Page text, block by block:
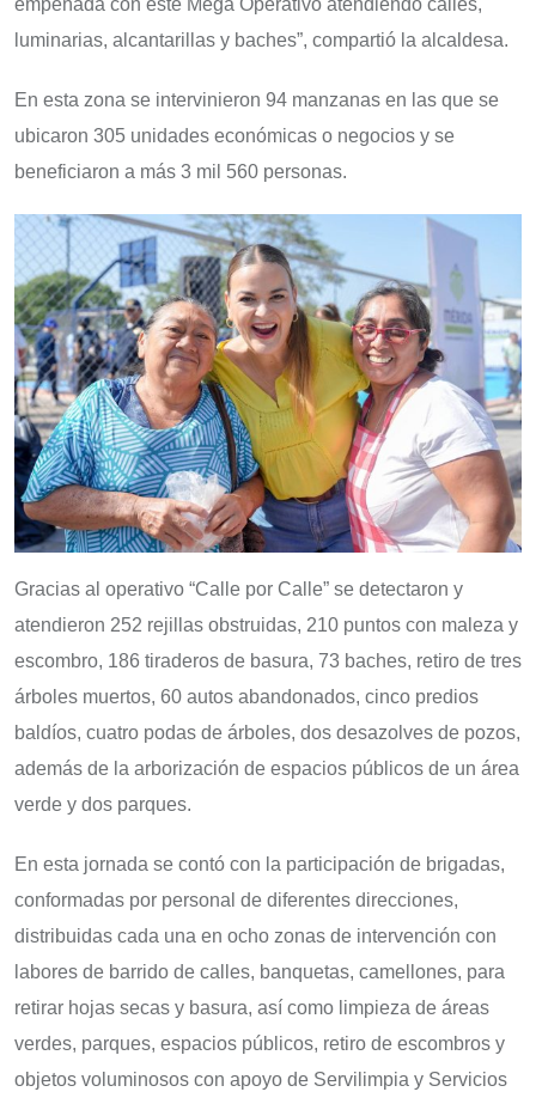
empeñada con este Mega Operativo atendiendo calles,
luminarias, alcantarillas y baches”, compartió la alcaldesa.
En esta zona se intervinieron 94 manzanas en las que se
ubicaron 305 unidades económicas o negocios y se
beneficiaron a más 3 mil 560 personas.
Gracias al operativo “Calle por Calle” se detectaron y
atendieron 252 rejillas obstruidas, 210 puntos con maleza y
escombro, 186 tiraderos de basura, 73 baches, retiro de tres
árboles muertos, 60 autos abandonados, cinco predios
baldíos, cuatro podas de árboles, dos desazolves de pozos,
además de la arborización de espacios públicos de un área
verde y dos parques.
En esta jornada se contó con la participación de brigadas,
conformadas por personal de diferentes direcciones,
distribuidas cada una en ocho zonas de intervención con
labores de barrido de calles, banquetas, camellones, para
retirar hojas secas y basura, así como limpieza de áreas
verdes, parques, espacios públicos, retiro de escombros y
objetos voluminosos con apoyo de Servilimpia y Servicios